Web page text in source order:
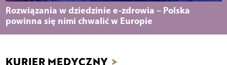
Rozwiązania w dziedzinie e-zdrowia – Polska
powinna się nimi chwalić w Europie
KURIER MEDYCZNY >